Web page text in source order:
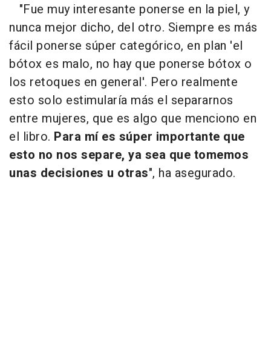
"Fue muy interesante ponerse en la piel, y
nunca mejor dicho, del otro. Siempre es más
fácil ponerse súper categórico, en plan 'el
bótox es malo, no hay que ponerse bótox o
los retoques en general'. Pero realmente
esto solo estimularía más el separarnos
entre mujeres, que es algo que menciono en
el libro. Para mí es súper importante que
esto no nos separe, ya sea que tomemos
unas decisiones u otras", ha asegurado.